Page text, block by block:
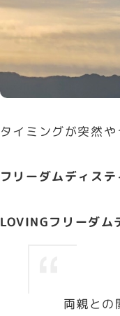
タイミングが突然
フリーダムディステ
LOVINGフリーダム
両親との